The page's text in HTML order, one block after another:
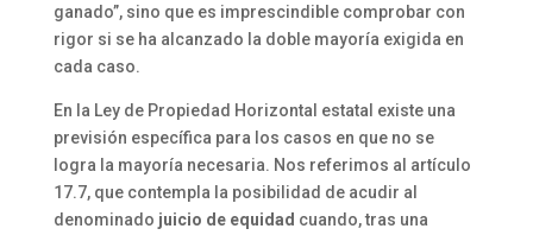
ganado”, sino que es imprescindible comprobar con
rigor si se ha alcanzado la doble mayoría exigida en
cada caso.
En la Ley de Propiedad Horizontal estatal existe una
previsión específica para los casos en que no se
logra la mayoría necesaria. Nos referimos al artículo
17.7, que contempla la posibilidad de acudir al
denominado juicio de equidad cuando, tras una